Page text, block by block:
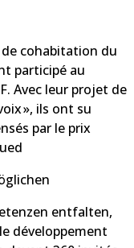
de cohabitation du
participé au
Avec leur projet de
», ils ont su
par le prix
entfalten,
développement